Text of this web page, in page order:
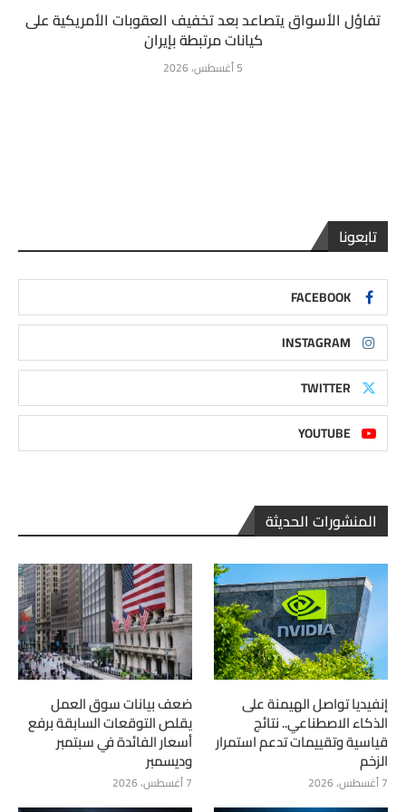
تفاؤل الأسواق يتصاعد بعد تخفيف العقوبات الأمريكية على
كيانات مرتبطة بإيران
5 أغسطس، 2026
تابعونا
FACEBOOK
INSTAGRAM
TWITTER
YOUTUBE
المنشورات الحديثة
إنفيديا تواصل الهيمنة على
الذكاء الاصطناعي.. نتائج
قياسية وتقييمات تدعم استمرار
الزخم
7 أغسطس، 2026
ضعف بيانات سوق العمل
يقلص التوقعات السابقة برفع
أسعار الفائدة في سبتمبر
وديسمبر
7 أغسطس، 2026